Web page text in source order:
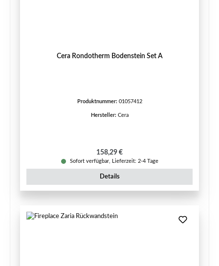
Cera Rondotherm Bodenstein Set A
Produktnummer: 01057412
Hersteller: Cera
Regulärer Preis:
158,29 €
Sofort verfügbar, Lieferzeit: 2-4 Tage
Details